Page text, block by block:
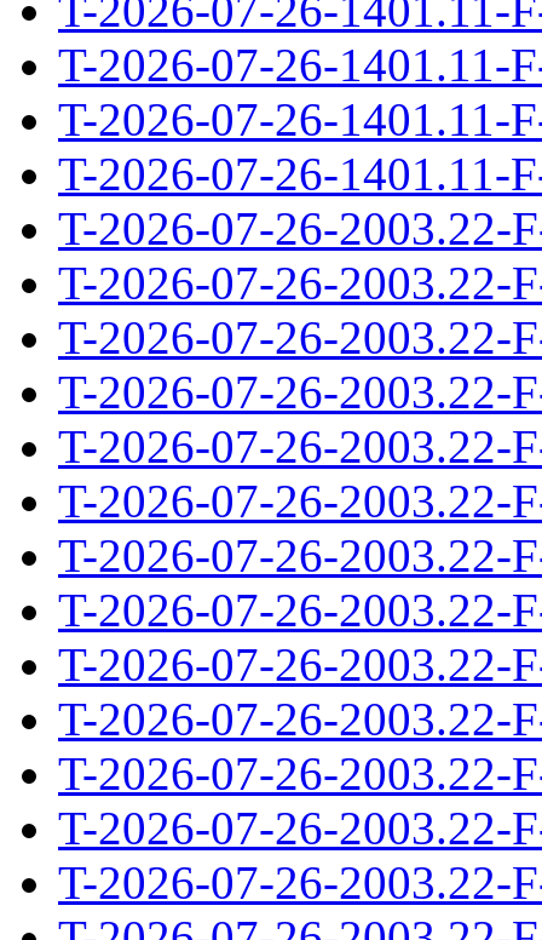
T-2026-07-26-1401.11-
T-2026-07-26-1401.11-
T-2026-07-26-1401.11-
T-2026-07-26-1401.11-
T-2026-07-26-2003.22-
T-2026-07-26-2003.22-
T-2026-07-26-2003.22-
T-2026-07-26-2003.22-
T-2026-07-26-2003.22-
T-2026-07-26-2003.22-
T-2026-07-26-2003.22-
T-2026-07-26-2003.22-
T-2026-07-26-2003.22-
T-2026-07-26-2003.22-
T-2026-07-26-2003.22-
T-2026-07-26-2003.22-
T-2026-07-26-2003.22-